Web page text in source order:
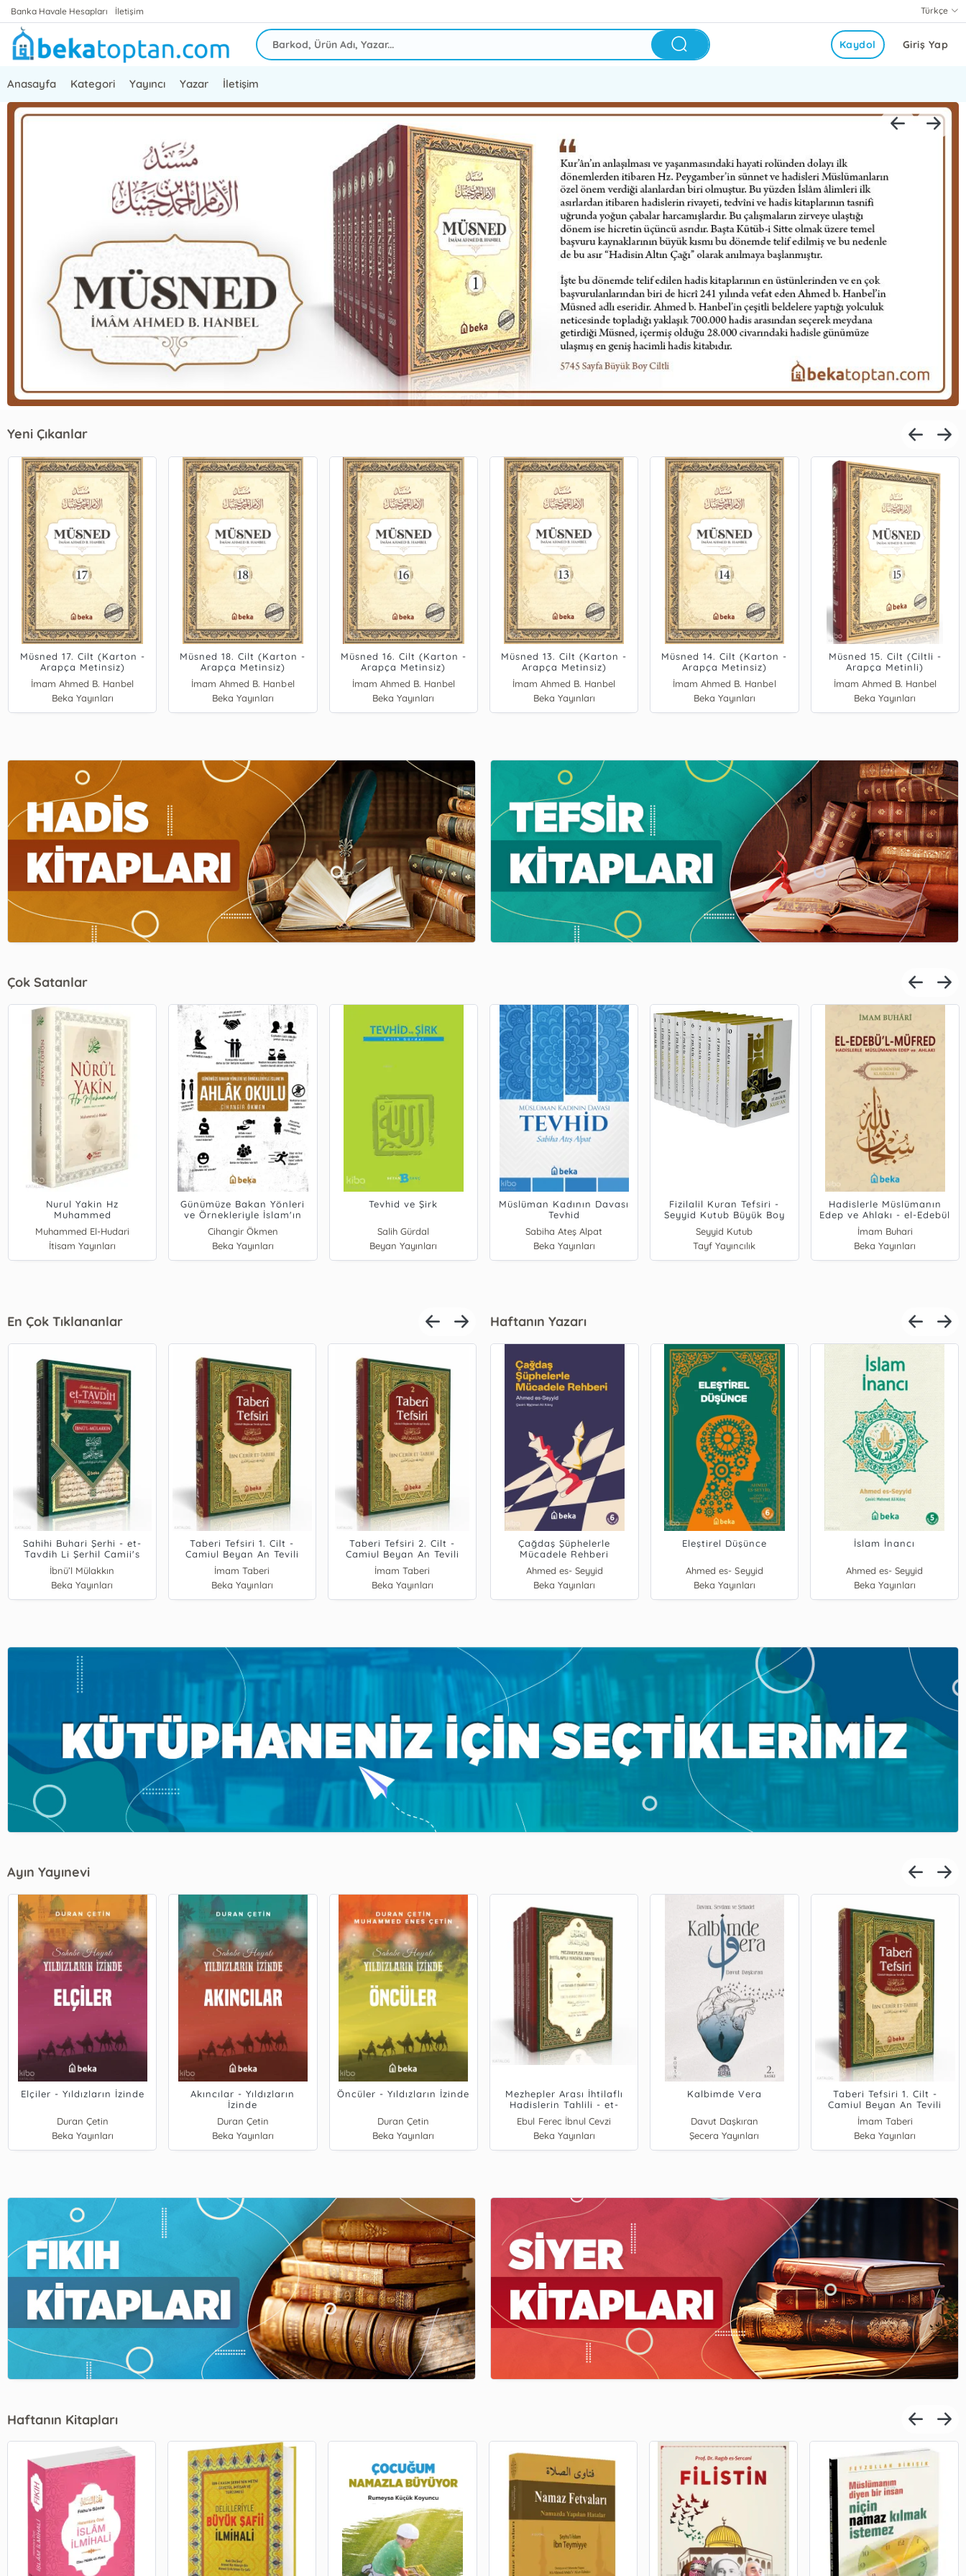
Banka Havale Hesapları İletişim Türkçe
Giriş Yap
Kaydol
Anasayfa Kategori Yayıncı Yazar İletişim
Yeni Çıkanlar
Müsned 17. Cilt (Karton -
Arapça Metinsiz)
İmam Ahmed B. Hanbel
Beka Yayınları
Müsned 18. Cilt (Karton -
Arapça Metinsiz)
İmam Ahmed B. Hanbel
Beka Yayınları
Müsned 16. Cilt (Karton -
Arapça Metinsiz)
İmam Ahmed B. Hanbel
Beka Yayınları
Müsned 13. Cilt (Karton -
Arapça Metinsiz)
İmam Ahmed B. Hanbel
Beka Yayınları
Müsned 14. Cilt (Karton -
Arapça Metinsiz)
İmam Ahmed B. Hanbel
Beka Yayınları
Müsned 15. Cilt (Ciltli -
Arapça Metinli)
İmam Ahmed B. Hanbel
Beka Yayınları
Çok Satanlar
Nurul Yakin Hz
Muhammed
Muhammed El-Hudari
İtisam Yayınları
Günümüze Bakan Yönleri
ve Örnekleriyle İslam'ın
Ahlak Okulu
Cihangir Ökmen
Beka Yayınları
Tevhid ve Şirk
Salih Gürdal
Beyan Yayınları
Müslüman Kadının Davası
Tevhid
Sabiha Ateş Alpat
Beka Yayınları
Fizilalil Kuran Tefsiri -
Seyyid Kutub Büyük Boy
(10 Cilt Takım)
Seyyid Kutub
Tayf Yayıncılık
Hadislerle Müslümanın
Edep ve Ahlakı - el-Edebül
Müfred - Arapça Metinsiz
(Karton Kapak)
İmam Buhari
Beka Yayınları
En Çok Tıklananlar
Sahihi Buhari Şerhi - et-
Tavdih Li Şerhil Camii's
Sahih - 2. Cilt
İbnü’l Mülakkın
Beka Yayınları
Taberi Tefsiri 1. Cilt -
Camiul Beyan An Tevili
Ayıl Kuran
İmam Taberi
Beka Yayınları
Taberi Tefsiri 2. Cilt -
Camiul Beyan An Tevili
Ayıl Kuran
İmam Taberi
Beka Yayınları
Bir Anne Değişiyor
Rumeysa Küçük Koyuncu
Beka Yayınları
İmanı Hayata Tercih
Fehmeddin Dindar
Beka Yayınları
Arapça Dersleri : Durusu'l-
Takım)
F. Abdurrahim
Ravza Yayınları
Haftanın Yazarı
Çağdaş Şüphelerle
Mücadele Rehberi
Ahmed es- Seyyid
Beka Yayınları
Eleştirel Düşünce
Ahmed es- Seyyid
Beka Yayınları
İslam İnancı
Ahmed es- Seyyid
Beka Yayınları
Ayın Yayınevi
Elçiler - Yıldızların İzinde
Duran Çetin
Beka Yayınları
Akıncılar - Yıldızların
İzinde
Duran Çetin
Beka Yayınları
Öncüler - Yıldızların İzinde
Duran Çetin
Muhammed Enes Çetin
Beka Yayınları
Mezhepler Arası İhtilaflı
Hadislerin Tahlili - et-
Tahkik fi Ehadisil Hilaf - 4
Cilt Takım
Ebul Ferec İbnul Cevzi
Beka Yayınları
Kalbimde Vera
Davut Daşkıran
Şecera Yayınları
Taberi Tefsiri 1. Cilt -
Camiul Beyan An Tevili
Ayıl Kuran
İmam Taberi
Beka Yayınları
Haftanın Kitapları